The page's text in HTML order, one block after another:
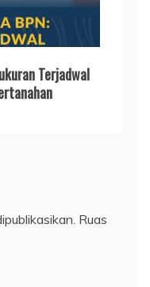
Terjadwal
Ruas